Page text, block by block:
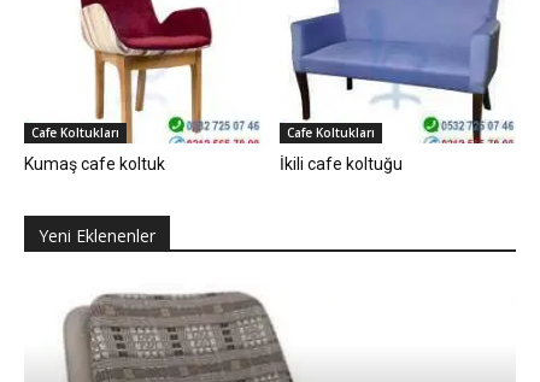
Cafe Koltukları
Kumaş cafe koltuk
Cafe Koltukları
İkili cafe koltuğu
Yeni Eklenenler